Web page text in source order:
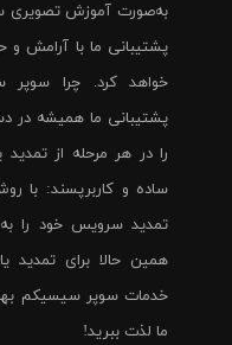
به‌صورت آموزش تصویری
پشتیبانی ما با آرامش و
خواهد کرد. چرا سوپر
پشتیبانی ما همیشه
را در هر مرحله از
ساده و کاربرپسند: با
تمدید سرویس خود را
همین حالا برای
خدمات سوپر سیسیکم
ما لذت ببرید!